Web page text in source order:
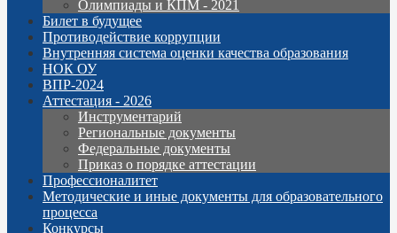
Олимпиады и КПМ - 2021
Билет в будущее
Противодействие коррупции
Внутренняя система оценки качества образования
НОК ОУ
ВПР-2024
Аттестация - 2026
Инструментарий
Региональные документы
Федеральные документы
Приказ о порядке аттестации
Профессионалитет
Методические и иные документы для образовательного
процесса
Конкурсы